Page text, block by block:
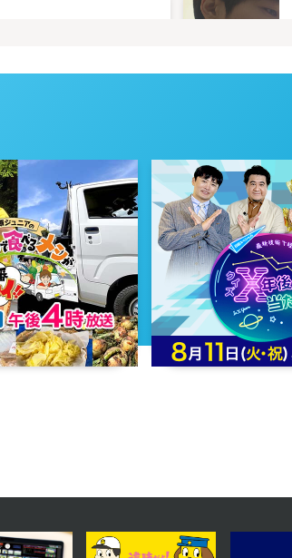
12月20日 放送
12月15日 放送